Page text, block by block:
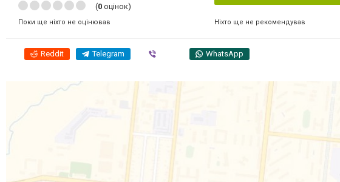
(0 оцінок)
Поки ще ніхто не оцінював Ніхто ще не рекомендував
Reddit Telegram WhatsApp